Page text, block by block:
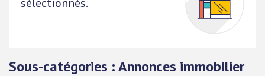
Sous-catégories : Annonces immobilier